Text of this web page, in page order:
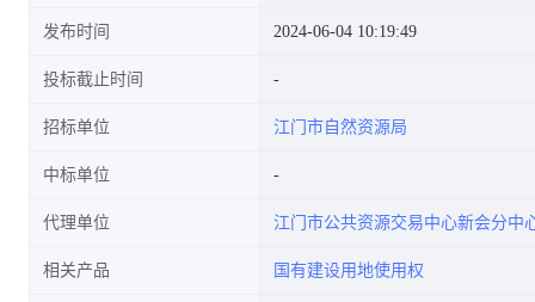
发布时间 2024-06-04 10:19:49
投标截止时间
招标单位 江门市自然资源局
中标单位
代理单位 江门市公共资源交易中心新会分中
相关产品 国有建设用地使用权